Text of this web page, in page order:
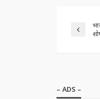
– ADS –